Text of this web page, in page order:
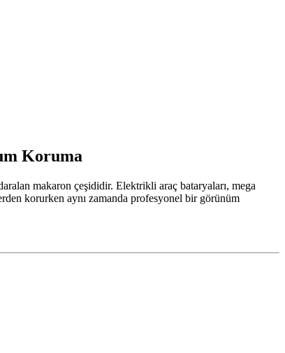
Koruma
makaron çeşididir. Elektrikli araç bataryaları, mega
korurken aynı zamanda profesyonel bir görünüm